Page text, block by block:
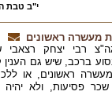
י"ב טבת
מעשרה ראשונים
רבי יצחק רצאבי
ברכב, שיש גם
ראשונים, או
פסיעות, ולא